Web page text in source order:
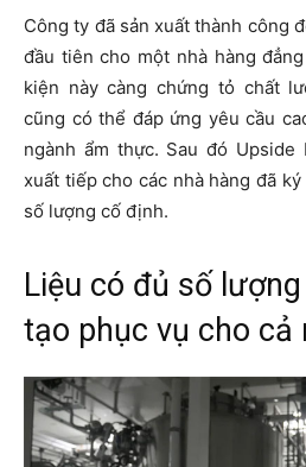
Công ty đã sản xuất thành công
đầu tiên cho một nhà hàng
kiện này càng chứng tỏ chất
cũng có thể đáp ứng yêu cầu
ngành ẩm thực. Sau đó Upside
xuất tiếp cho các nhà hàng đã
số lượng cố định.
Liệu có đủ số
tạo phục vụ cho cả